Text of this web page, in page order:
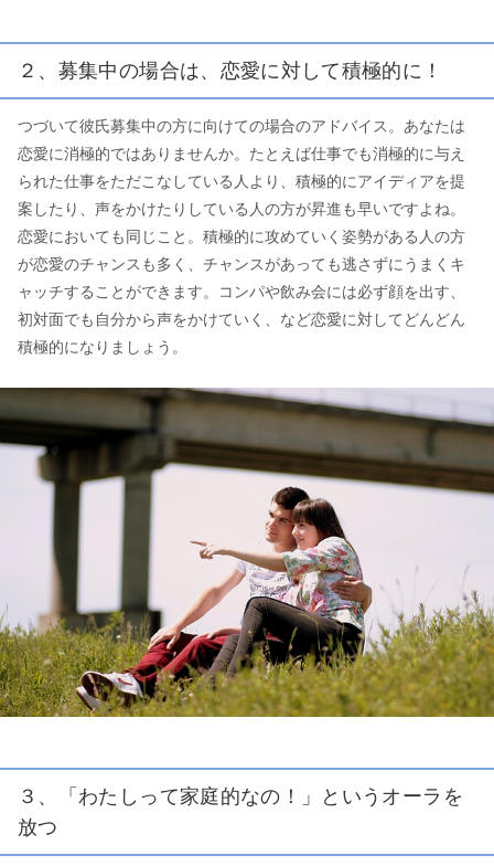
２、募集中の場合は、恋愛に対して積極的に！
つづいて彼氏募集中の方に向けての場合のアドバイス。あなたは
恋愛に消極的ではありませんか。たとえば仕事でも消極的に与え
られた仕事をただこなしている人より、積極的にアイディアを提
案したり、声をかけたりしている人の方が昇進も早いですよね。
恋愛においても同じこと。積極的に攻めていく姿勢がある人の方
が恋愛のチャンスも多く、チャンスがあっても逃さずにうまくキ
ャッチすることができます。コンパや飲み会には必ず顔を出す、
初対面でも自分から声をかけていく、など恋愛に対してどんどん
積極的になりましょう。
３、「わたしって家庭的なの！」というオーラを
放つ